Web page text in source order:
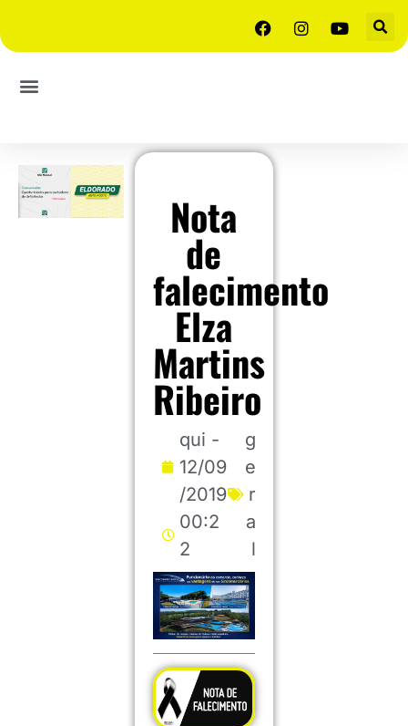
Nota
de
falecimento
Elza
Martins
Ribeiro
qui -
12/09
/2019
00:2
2
g
e
r
a
l